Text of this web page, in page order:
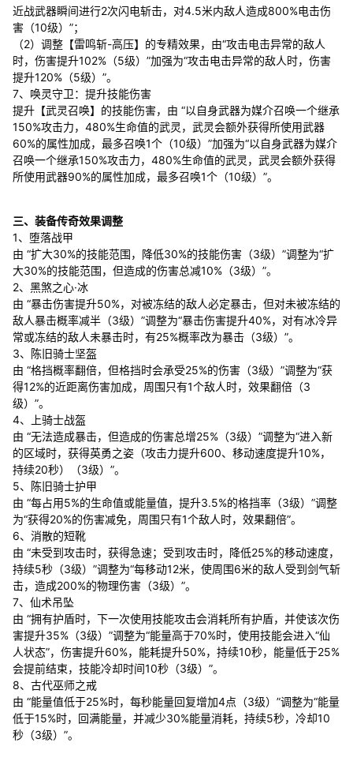
近战武器瞬间进行2次闪电斩击，对4.5米内敌人造成800%电击伤
害（10级）”；
（2）调整【雷鸣斩-高压】的专精效果，由“攻击电击异常的敌人
时，伤害提升102%（5级）”加强为“攻击电击异常的敌人时，伤害
提升120%（5级）”。
7、唤灵守卫：提升技能伤害
提升【武灵召唤】的技能伤害，由 “以自身武器为媒介召唤一个继承
150%攻击力，480%生命值的武灵，武灵会额外获得所使用武器
60%的属性加成，最多召唤1个（10级）”加强为“以自身武器为媒介
召唤一个继承150%攻击力，480%生命值的武灵，武灵会额外获得
所使用武器90%的属性加成，最多召唤1个（10级）”。
三、装备传奇效果调整
1、堕落战甲
由 “扩大30%的技能范围，降低30%的技能伤害（3级）”调整为“扩
大30%的技能范围，但造成的伤害总减10%（3级）”。
2、黑煞之心·冰
由 “暴击伤害提升50%，对被冻结的敌人必定暴击，但对未被冻结的
敌人暴击概率减半（3级）”调整为“暴击伤害提升40%，对有冰冷异
常或冻结的敌人未暴击时，有25%概率改为暴击（3级）”。
3、陈旧骑士坚盔
由 “格挡概率翻倍，但格挡时会承受25%的伤害（3级）”调整为“获
得12%的近距离伤害加成，周围只有1个敌人时，效果翻倍（3
级）”。
4、上骑士战盔
由 “无法造成暴击，但造成的伤害总增25%（3级）”调整为“进入新
的区域时，获得英勇之姿（攻击力提升600、移动速度提升10%，
持续20秒）（3级）”。
5、陈旧骑士护甲
由 “每占用5%的生命值或能量值，提升3.5%的格挡率（3级）”调整
为“获得20%的伤害减免，周围只有1个敌人时，效果翻倍”。
6、消散的短靴
由 “未受到攻击时，获得急速；受到攻击时，降低25%的移动速度，
持续5秒（3级）”调整为“每移动12米，使周围6米的敌人受到剑气斩
击，造成200%的物理伤害（3级）”。
7、仙术吊坠
由 “拥有护盾时，下一次使用技能攻击会消耗所有护盾，并使该次伤
害提升35%（3级）”调整为“能量高于70%时，使用技能会进入“仙
人状态”，伤害提升60%，能耗提升50%，持续10秒，能量低于25%
会提前结束，技能冷却时间10秒（3级）”。
8、古代巫师之戒
由 “能量值低于25%时，每秒能量回复增加4点（3级）”调整为“能量
低于15%时，回满能量，并减少30%能量消耗，持续5秒，冷却10
秒（3级）”。